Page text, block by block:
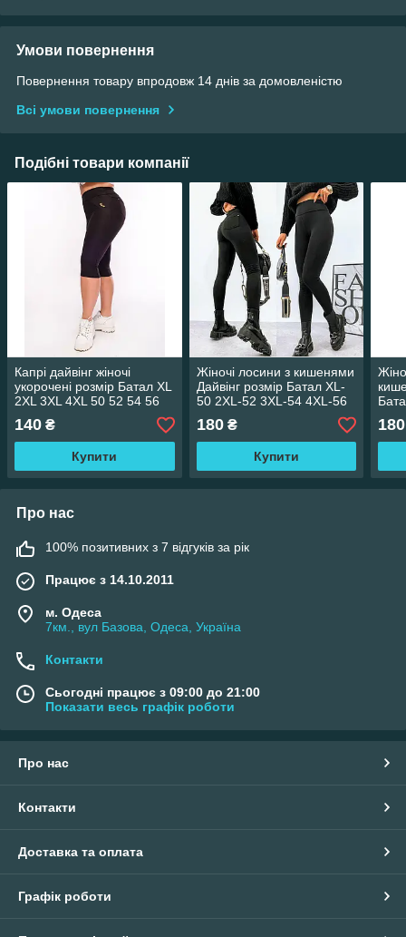
Умови повернення
Повернення товару впродовж 14 днів за домовленістю
Всі умови повернення
Подібні товари компанії
Капрі дайвінг жіночі
укорочені розмір Батал XL
2XL 3XL 4XL 50 52 54 56
чорні обтислі OSM ціна
гуртом
140 ₴
Купити
Жіночі лосини з кишенями
Дайвінг розмір Батал XL-
50 2XL-52 3XL-54 4XL-56
чорні
180₴
Купити
54
180
Про нас
100% позитивних з 7 відгуків за рік
Працює з 14.10.2011
м. Одеса
7км., вул Базова, Одеса, Україна
Контакти
Сьогодні працює з 09:00 до 21:00
Показати весь графік роботи
Про нас
Контакти
Доставка та оплата
Графік роботи